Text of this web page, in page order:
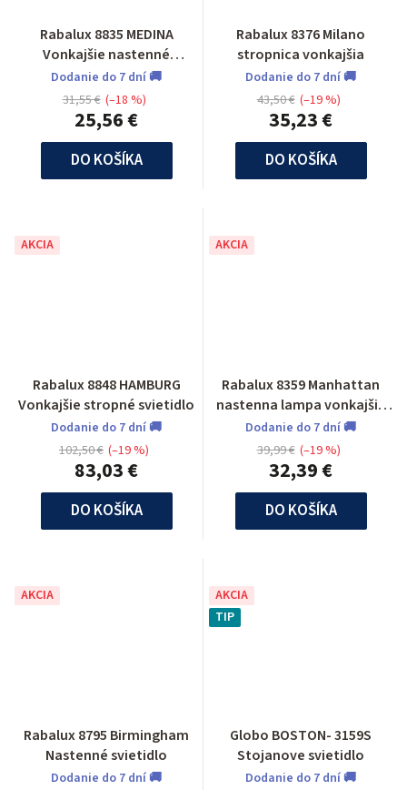
Rabalux 8835 MEDINA
Vonkajšie nastenné
svietidlo so senzorom
Dodanie do 7 dní 🚚
25,56 €
31,55 € (–18 %)
DO KOŠÍKA
Rabalux 8376 Milano
stropnica vonkajšia
Dodanie do 7 dní 🚚
35,23 €
43,50 € (–19 %)
DO KOŠÍKA
AKCIA
Rabalux 8848 HAMBURG
Vonkajšie stropné svietidlo
Dodanie do 7 dní 🚚
83,03 €
102,50 € (–19 %)
DO KOŠÍKA
AKCIA
Rabalux 8359 Manhattan
nastenna lampa vonkajšia
odolna voči UV žiar
Dodanie do 7 dní 🚚
32,39 €
39,99 € (–19 %)
DO KOŠÍKA
AKCIA
Rabalux 8795 Birmingham
Nastenné svietidlo
Dodanie do 7 dní 🚚
AKCIA
TIP
Globo BOSTON- 3159S
Stojanove svietidlo
Dodanie do 7 dní 🚚